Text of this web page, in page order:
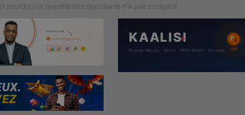
pourquoi la requête des opposants n’a pas prospéré